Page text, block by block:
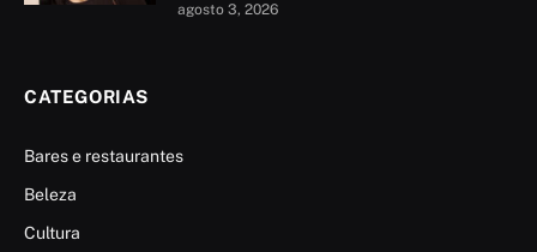
agosto 3, 2026
CATEGORIAS
Bares e restaurantes
Beleza
Cultura